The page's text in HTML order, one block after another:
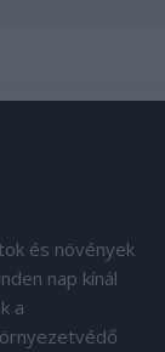
és növények
nap kínál
a